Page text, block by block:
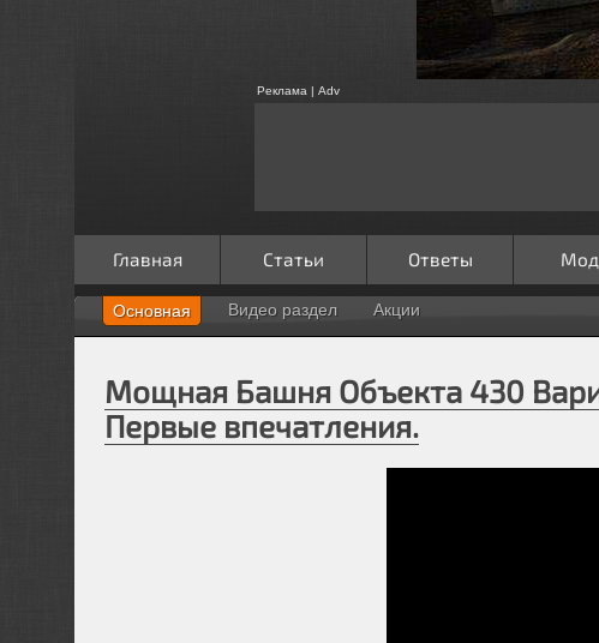
Реклама | Adv
Главная Статьи Ответы
Основная Видео раздел Акции
Мощная Башня Объекта 430
Первые впечатления.